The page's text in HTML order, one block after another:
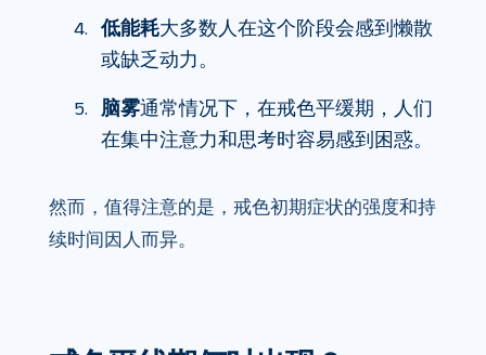
低能耗大多数人在这个阶段会感到懒散
或缺乏动力。
脑雾通常情况下，在戒色平缓期，人们
在集中注意力和思考时容易感到困惑。
然而，值得注意的是，戒色初期症状的强度和持
续时间因人而异。